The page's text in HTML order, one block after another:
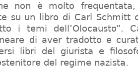
non è molto
su un libro di Carl Schmitt
i temi dell’Olocausto”.
di aver tradotto e
libri del giurista e
del regime nazista.